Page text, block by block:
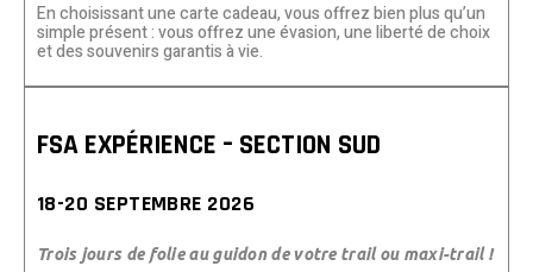
En choisissant une carte cadeau, vous offrez bien plus qu’un
simple présent : vous offrez une évasion, une liberté de choix
et des souvenirs garantis à vie.
FSA EXPÉRIENCE – SECTION SUD
18-20 SEPTEMBRE 2026
Trois jours de folie au guidon de votre trail ou maxi-trail !